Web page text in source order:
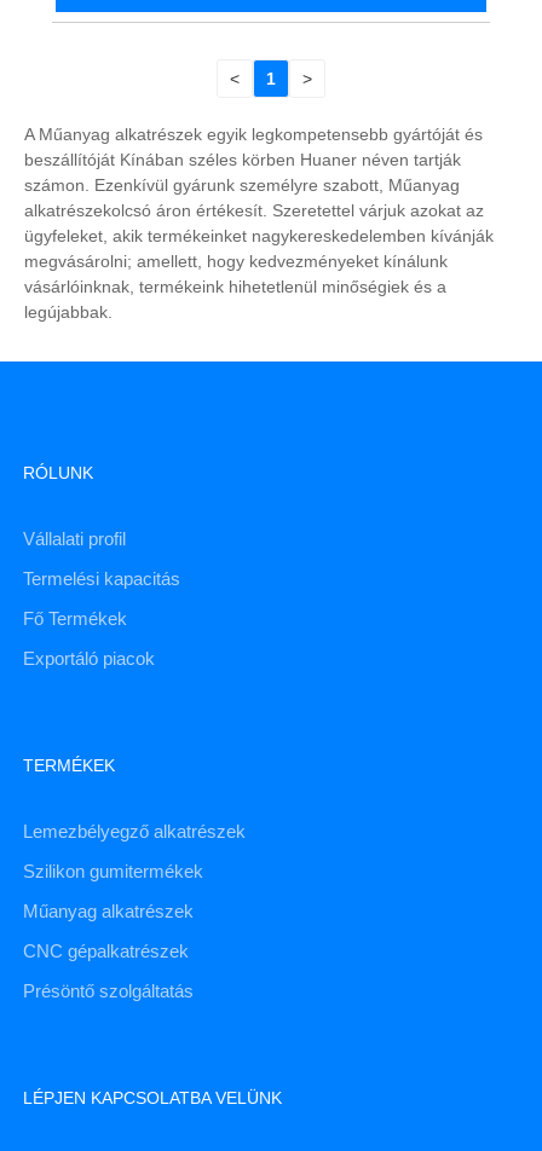
< 1 >
A Műanyag alkatrészek egyik legkompetensebb gyártóját és
beszállítóját Kínában széles körben Huaner néven tartják
számon. Ezenkívül gyárunk személyre szabott, Műanyag
alkatrészekolcsó áron értékesít. Szeretettel várjuk azokat az
ügyfeleket, akik termékeinket nagykereskedelemben kívánják
megvásárolni; amellett, hogy kedvezményeket kínálunk
vásárlóinknak, termékeink hihetetlenül minőségiek és a
legújabbak.
RÓLUNK
Vállalati profil
Termelési kapacitás
Fő Termékek
Exportáló piacok
TERMÉKEK
Lemezbélyegző alkatrészek
Szilikon gumitermékek
Műanyag alkatrészek
CNC gépalkatrészek
Présöntő szolgáltatás
LÉPJEN KAPCSOLATBA VELÜNK